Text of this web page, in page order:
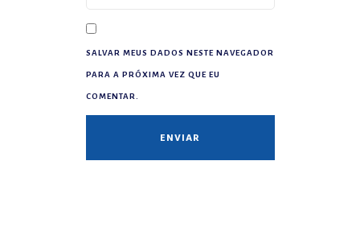
SALVAR MEUS DADOS NESTE NAVEGADOR
PARA A PRÓXIMA VEZ QUE EU
COMENTAR.